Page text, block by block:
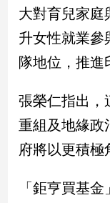
地
方
新
冠
專
區
台
大對育兒家庭
升女性就業參
隊地位，推進
張榮仁指出，
重組及地緣政
府將以更積極
「鉅亨買基